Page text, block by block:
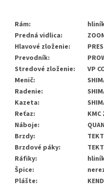
Rám:
Predná vidlica:
Hlavové zloženie:
Prevodník:
Stredové zloženie:
VP
Menič:
Radenie:
Kazeta:
Reťaz:
KMC
Náboje:
Brzdy:
Brzdové páky:
Ráfiky:
Špice:
Plášte: